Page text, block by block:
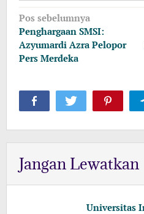
Navigasi
pos
Pos sebelumnya
Penghargaan SMSI:
Azyumardi Azra Pelopor
Pers Merdeka
Jangan Lewatkan
Universitas